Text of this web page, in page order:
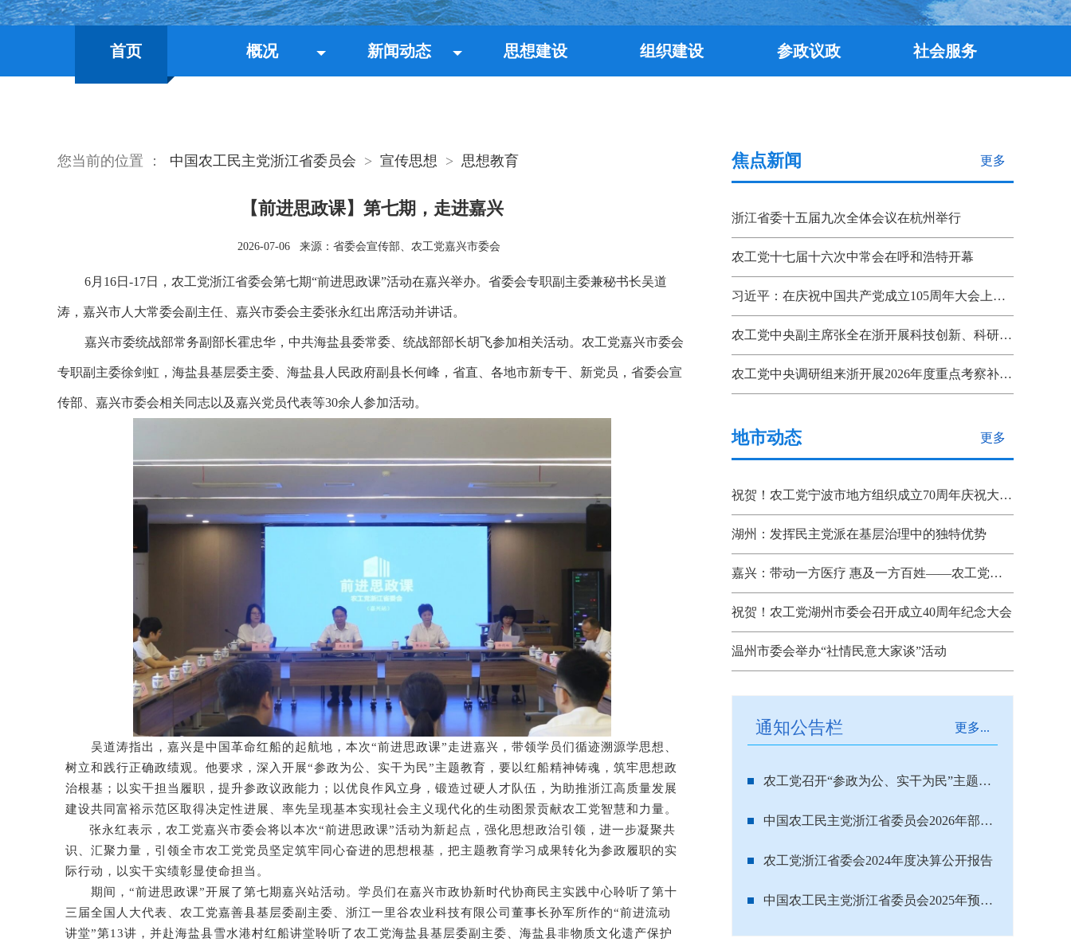
首页 概况 新闻动态 思想建设 组织建设 参政议政 社会服务
您当前的位置 ： 中国农工民主党浙江省委员会 > 宣传思想 > 思想教育
【前进思政课】第七期，走进嘉兴
2026-07-06 来源：省委会宣传部、农工党嘉兴市委会
6月16日-17日，农工党浙江省委会第七期“前进思政课”活动在嘉兴举办。省委会专职副主委兼秘书长吴道
涛，嘉兴市人大常委会副主任、嘉兴市委会主委张永红出席活动并讲话。
嘉兴市委统战部常务副部长霍忠华， 中共海盐县委常委、统战部部长胡飞参加相关活动。农工党嘉兴市委会
专职副主委徐剑虹，海盐县基层委主委、海盐县人民政府副县长何峰，省直、各地市新专干、新党员，省委会宣
传部、嘉兴市委会相关同志以及嘉兴党员代表等30余人参加活动。
吴道涛指出，嘉兴是中国革命红船的起航地，本次“前进思政课”走进嘉兴，带领学员们循迹溯源学思想、
树立和践行正确政绩观。他要求，深入开展“参政为公、实干为民”主题教育，要以红船精神铸魂，筑牢思想政
治根基；以实干担当履职，提升参政议政能力；以优良作风立身，锻造过硬人才队伍，为助推浙江高质量发展
建设共同富裕示范区取得决定性进展、率先呈现基本实现社会主义现代化的生动图景贡献农工党智慧和力量。
张永红表示，农工党嘉兴市委会将以本次“前进思政课”活动为新起点，强化思想政治引领，进一步凝聚共
识、汇聚力量，引领全市农工党党员坚定筑牢同心奋进的思想根基，把主题教育学习成果转化为参政履职的实
际行动，以实干实绩彰显使命担当。
期间，“前进思政课”开展了第七期嘉兴站活动。学员们在嘉兴市政协新时代协商民主实践中心聆听了第十
三届全国人大代表、农工党嘉善县基层委副主委、浙江一里谷农业科技有限公司董事长孙军所作的“前进流动
讲堂”第13讲，并赴海盐县雪水港村红船讲堂聆听了农工党海盐县基层委副主委、海盐县非物质文化遗产保护
更多
焦点新闻
浙江省委十五届九次全体会议在杭州举行
农工党十七届十六次中常会在呼和浩特开幕
习近平：在庆祝中国共产党成立105周年大会上的讲话
农工党中央副主席张全在浙开展科技创新、科研成果转化机制调研
农工党中央调研组来浙开展2026年度重点考察补充调研
更多
地市动态
祝贺！农工党宁波市地方组织成立70周年庆祝大会召开
湖州：发挥民主党派在基层治理中的独特优势
嘉兴：带动一方医疗 惠及一方百姓——农工党省、市、县三级组织联动助推嘉善“双示范”建设
祝贺！农工党湖州市委会召开成立40周年纪念大会
温州市委会举办“社情民意大家谈”活动
更多...
通知公告栏
农工党召开“参政为公、实干为民”主题教育动员部署会 浙江设分会场
中国农工民主党浙江省委员会2026年部门预算
农工党浙江省委会2024年度决算公开报告
中国农工民主党浙江省委员会2025年预算公开